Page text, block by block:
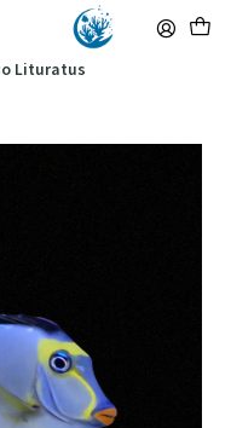
(Envio extresso: 14,90€)
Lituratus